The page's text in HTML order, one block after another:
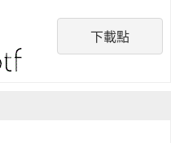
下載點